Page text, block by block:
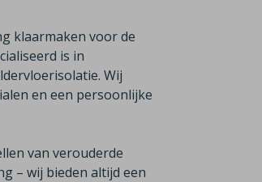
klaarmaken voor de
is in
Wij
en een persoonlijke
van verouderde
– wij bieden altijd een